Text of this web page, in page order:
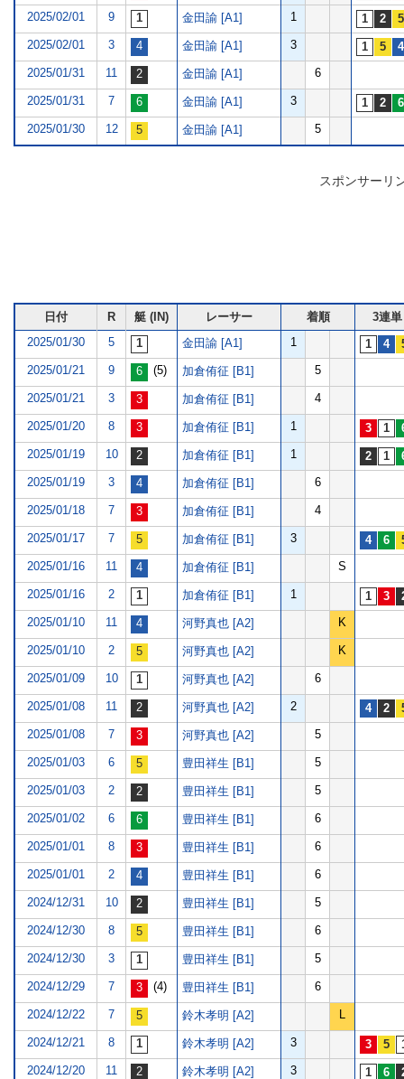
2025/02/01 9 金田諭 [A1] 1
2025/02/01 3 金田諭 [A1] 3
2025/01/31 11 金田諭 [A1] 6
2025/01/31 7 金田諭 [A1] 3
2025/01/30 12 金田諭 [A1] 5
スポンサーリ
日付 R 艇 (IN) レーサー 着順
3連単
2025/01/30
5 金田諭 [A1] 1
2025/01/21 9 (5) 加倉侑征 [B1] 5
2025/01/21 3 加倉侑征 [B1] 4
2025/01/20 8 加倉侑征 [B1] 1
2025/01/19 10 加倉侑征 [B1] 1
2025/01/19 3 加倉侑征 [B1] 6
2025/01/18 7 加倉侑征 [B1] 4
2025/01/17 7 加倉侑征 [B1] 3
2025/01/16 11 加倉侑征 [B1] S
2025/01/16 2 加倉侑征 [B1] 1
2025/01/10 11 河野真也 [A2] K
2025/01/10 2 河野真也 [A2] K
2025/01/09 10 河野真也 [A2] 6
2025/01/08 11 河野真也 [A2] 2
2025/01/08 7 河野真也 [A2] 5
2025/01/03 6 豊田祥生 [B1] 5
2025/01/03 2 豊田祥生 [B1] 5
2025/01/02 6 豊田祥生 [B1] 6
2025/01/01 8 豊田祥生 [B1] 6
2025/01/01 2 豊田祥生 [B1] 6
2024/12/31 10 豊田祥生 [B1] 5
2024/12/30 8 豊田祥生 [B1] 6
2024/12/30 3 豊田祥生 [B1] 5
2024/12/29 7 (4) 豊田祥生 [B1] 6
2024/12/22 7 鈴木孝明 [A2] L
2024/12/21 8 鈴木孝明 [A2] 3
2024/12/20 11 鈴木孝明 [A2] 3